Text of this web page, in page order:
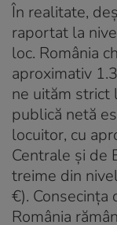
În realitate,
raportat la
loc. România
aproximativ
ne uităm strict
publică netă
locuitor, cu
Centrale și de
treime din
€). Consecința
România